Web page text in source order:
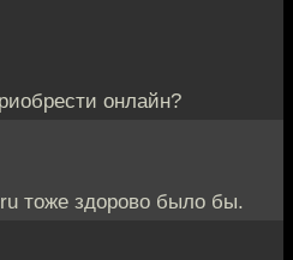
онлайн?
тоже здорово было бы.